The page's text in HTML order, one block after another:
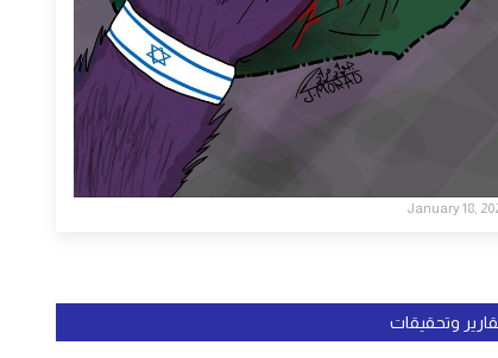
January 18,
وتحقيقات